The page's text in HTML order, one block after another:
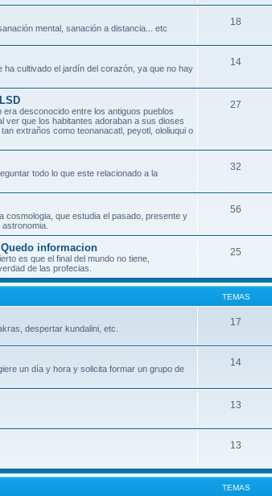
mental, sanación a distancia... etc
18
cultivado el jardín del corazón, ya que no hay
14
desconocido entre los antiguos pueblos
ver que los habitantes adoraban a sus dioses
extraños como teonanacatl, peyotl, ololiuqui o
27
todo lo que este relacionado a la
32
cosmologia, que estudia el pasado, presente y
56
informacion
es que el final del mundo no tiene,
de las profecias.
25
TEMAS
despertar kundalini, etc.
17
un día y hora y solicita formar un grupo de
14
13
13
TEMAS